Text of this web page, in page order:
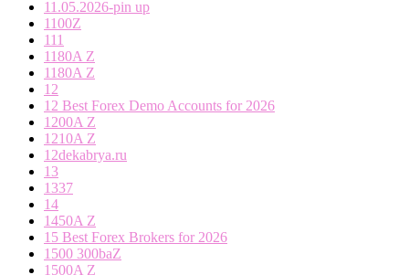
11.05.2026-pin up
1100Z
111
1180A Z
1180A Z
12
12 Best Forex Demo Accounts for 2026
1200A Z
1210A Z
12dekabrya.ru
13
1337
14
1450A Z
15 Best Forex Brokers for 2026
1500 300baZ
1500A Z